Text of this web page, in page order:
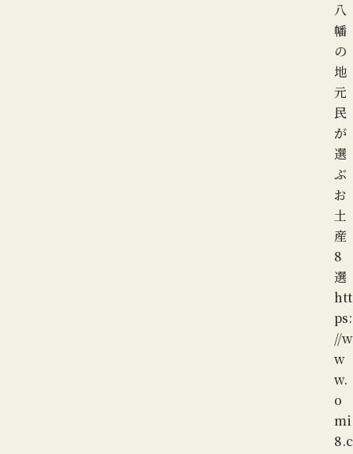
八
幡
の
地
元
民
が
選
ぶ
お
土
産
8
選
htt
ps:
//w
w
w.
o
mi
8.c